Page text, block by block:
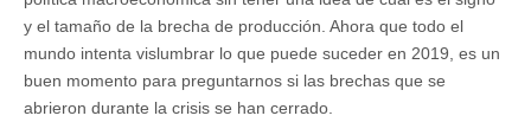
y el tamaño de la brecha de producción. Ahora que todo el
mundo intenta vislumbrar lo que puede suceder en 2019, es un
buen momento para preguntarnos si las brechas que se
abrieron durante la crisis se han cerrado.